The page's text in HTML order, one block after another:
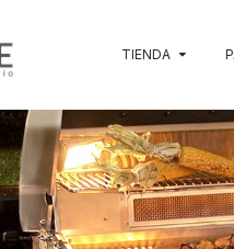
TIENDA